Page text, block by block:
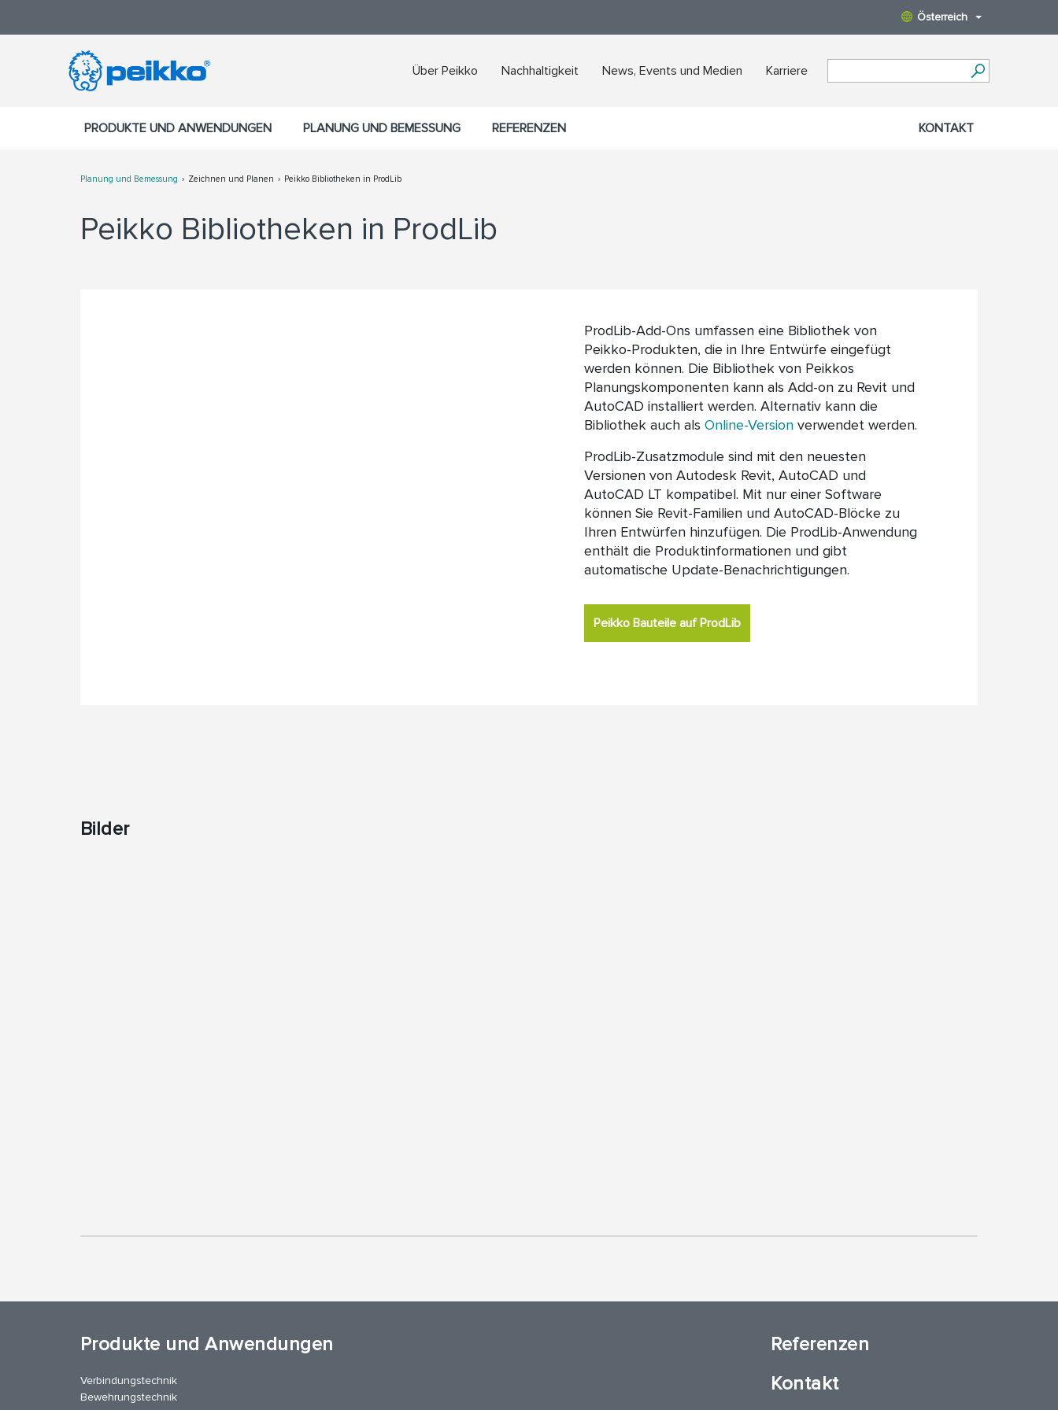
Österreich
Über Peikko Nachhaltigkeit News, Events und Medien Karriere
PRODUKTE UND ANWENDUNGEN PLANUNG UND BEMESSUNG REFERENZEN KONTAKT
Planung und Bemessung Zeichnen und Planen Peikko Bibliotheken in ProdLib
Peikko Bibliotheken in ProdLib
ProdLib-Add-Ons umfassen eine Bibliothek von
Peikko-Produkten, die in Ihre Entwürfe eingefügt
werden können. Die Bibliothek von Peikkos
Planungskomponenten kann als Add-on zu Revit und
AutoCAD installiert werden. Alternativ kann die
Bibliothek auch als Online-Version verwendet werden.
ProdLib-Zusatzmodule sind mit den neuesten
Versionen von Autodesk Revit, AutoCAD und
AutoCAD LT kompatibel. Mit nur einer Software
können Sie Revit-Familien und AutoCAD-Blöcke zu
Ihren Entwürfen hinzufügen. Die ProdLib-Anwendung
enthält die Produktinformationen und gibt
automatische Update-Benachrichtigungen.
Peikko Bauteile auf ProdLib
Bilder
Produkte und Anwendungen
Verbindungstechnik
Bewehrungstechnik
Referenzen
Kontakt